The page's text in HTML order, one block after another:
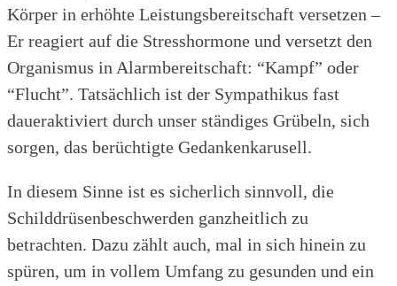
Körper in erhöhte Leistungsbereitschaft versetzen –
Er reagiert auf die Stresshormone und versetzt den
Organismus in Alarmbereitschaft: “Kampf” oder
“Flucht”. Tatsächlich ist der Sympathikus fast
daueraktiviert durch unser ständiges Grübeln, sich
sorgen, das berüchtigte Gedankenkarusell.
In diesem Sinne ist es sicherlich sinnvoll, die
Schilddrüsenbeschwerden ganzheitlich zu
betrachten. Dazu zählt auch, mal in sich hinein zu
spüren, um in vollem Umfang zu gesunden und ein